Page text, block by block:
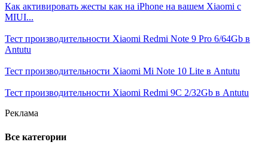
Как активировать жесты как на iPhone на вашем Xiaomi с
MIUI...
Тест производительности Xiaomi Redmi Note 9 Pro 6/64Gb в
Antutu
Тест производительности Xiaomi Mi Note 10 Lite в Antutu
Тест производительности Xiaomi Redmi 9C 2/32Gb в Antutu
Реклама
Все категории